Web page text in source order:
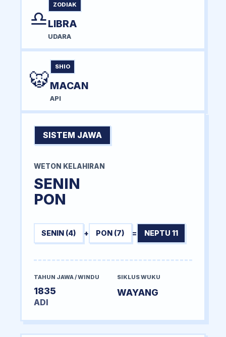
♎
ZODIAK
LIBRA
UDARA
🐯
SHIO
MACAN
API
SISTEM JAWA
WETON KELAHIRAN
SENIN
PON
SENIN (4) + PON (7) = NEPTU 11
TAHUN JAWA / WINDU
1835
ADI
SIKLUS WUKU
WAYANG